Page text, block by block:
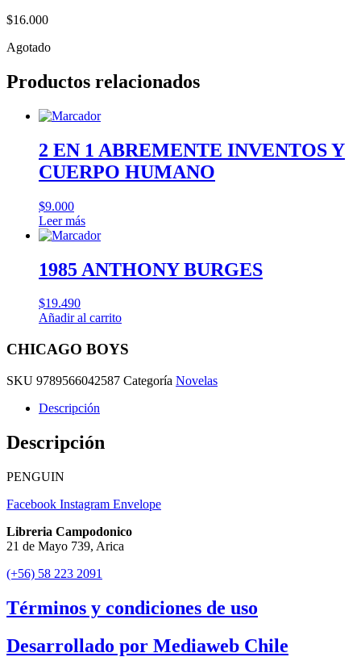
$16.000
Agotado
Productos relacionados
2 EN 1 ABREMENTE INVENTOS Y
CUERPO HUMANO
$9.000
Leer más
1985 ANTHONY BURGES
$19.490
Añadir al carrito
CHICAGO BOYS
SKU 9789566042587 Categoría Novelas
Descripción
Descripción
PENGUIN
Facebook Instagram Envelope
Libreria Campodonico
21 de Mayo 739, Arica
(+56) 58 223 2091
Términos y condiciones de uso
Desarrollado por Mediaweb Chile